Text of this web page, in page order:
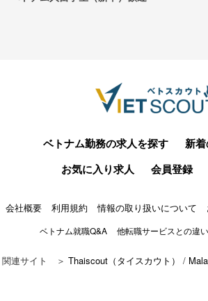
ベトナム勤務の求人を探す
新
お気に入り求人
会員登録
会社概要 利用規約 情報の取り扱いについて
ベトナム就職Q&A 他転職サービスとの違い
関連サイト ＞ Thaiscout（タイスカウト） /